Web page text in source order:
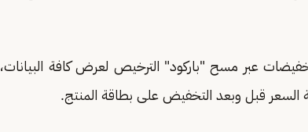
عبر مسح "باركود" الترخيص لعرض كافة البيانات،
السعر قبل وبعد التخفيض على بطاقة المنتج.